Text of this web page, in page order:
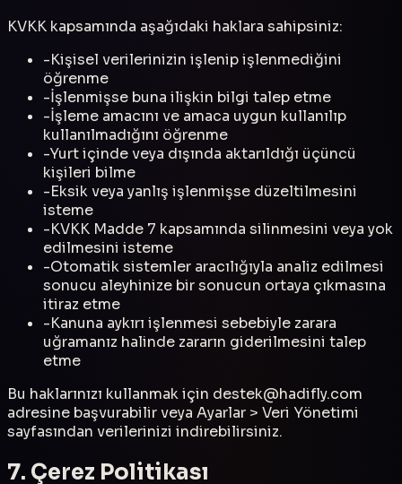
KVKK kapsamında aşağıdaki haklara sahipsiniz:
-Kişisel verilerinizin işlenip işlenmediğini
öğrenme
-İşlenmişse buna ilişkin bilgi talep etme
-İşleme amacını ve amaca uygun kullanılıp
kullanılmadığını öğrenme
-Yurt içinde veya dışında aktarıldığı üçüncü
kişileri bilme
-Eksik veya yanlış işlenmişse düzeltilmesini
isteme
-KVKK Madde 7 kapsamında silinmesini veya yok
edilmesini isteme
-Otomatik sistemler aracılığıyla analiz edilmesi
sonucu aleyhinize bir sonucun ortaya çıkmasına
itiraz etme
-Kanuna aykırı işlenmesi sebebiyle zarara
uğramanız halinde zararın giderilmesini talep
etme
Bu haklarınızı kullanmak için destek@hadifly.com
adresine başvurabilir veya Ayarlar > Veri Yönetimi
sayfasından verilerinizi indirebilirsiniz.
7. Çerez Politikası